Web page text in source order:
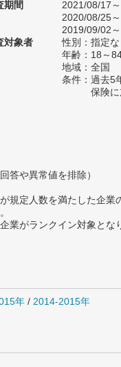
期間
2021/08/17
2020/08/25
2019/09/02
対象者
性別：指定な
年齢：18～
地域：全国
条件：過去5
保険
答や異常値を排除）
定人数を満たした企業
がランクイン対象とな
年 / 2014-2015年